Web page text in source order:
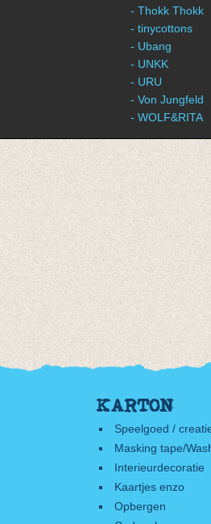
- Thokk Thokk
- tinycottons
- Ubang
- UNKK
- URU
- Von Jungfeld
- WOLF&RITA
KARTON
Speelgoed /
Masking tape/
Interieurdecoratie
Kaartjes enzo
Opbergen